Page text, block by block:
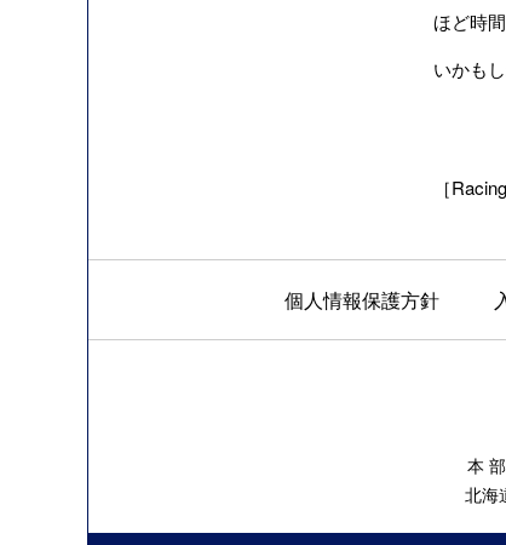
ほど時
いかも
［
個人情報保護方針
本
北海